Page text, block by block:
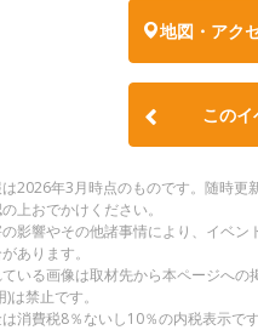
地図・アク
この
2026年3月時点のものです。随時更
上おでかけください。
影響やその他諸事情により、イベン
あります。
いる画像は取材先から本ページへの
は禁止です。
消費税8％ないし10％の内税表示です